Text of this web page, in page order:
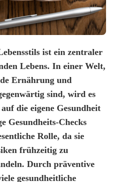
ist ein zentraler
Lebens. In einer Welt,
Ernährung und
sind, wird es
die eigene Gesundheit
Gesundheits-Checks
Rolle, da sie
frühzeitig zu
Durch präventive
gesundheitliche